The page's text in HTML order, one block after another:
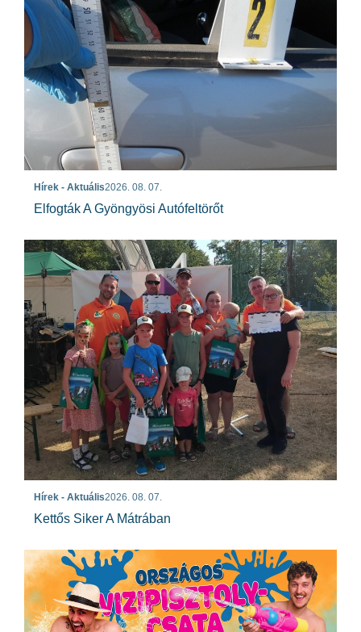
Hírek - Aktuális2026. 08. 07.
Elfogták A Gyöngyösi Autófeltörőt
Hírek - Aktuális2026. 08. 07.
Kettős Siker A Mátrában